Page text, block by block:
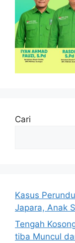
Cari
Kasus
Japara, Anak
Tengah
tiba Muncul